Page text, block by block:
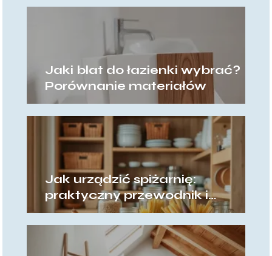
Jaki blat do łazienki wybrać?
Porównanie materiałów
Jak urządzić spiżarnię:
praktyczny przewodnik i
pomysły